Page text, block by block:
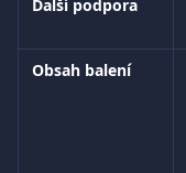
Další podpora
Obsah balení